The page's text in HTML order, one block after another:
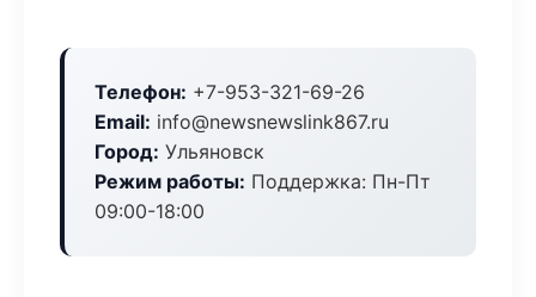
Телефон: +7-953-321-69-26
Email: info@newsnewslink867.ru
Город: Ульяновск
Режим работы: Поддержка: Пн-Пт
09:00-18:00